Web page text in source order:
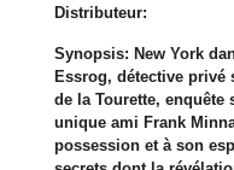
Distributeur:
Synopsis: New York
Essrog, détective
de la Tourette,
unique ami Frank
possession et à son